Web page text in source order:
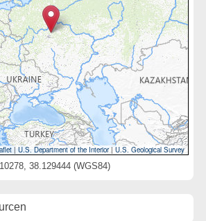
| U.S. Department of the Interior|U.S. Geological Survey
38.129444 (WGS84)